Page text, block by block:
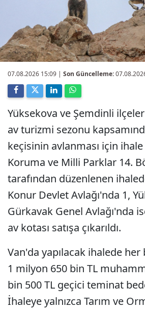
07.08.2026 15:09 | Son Güncelleme:
Yüksekova ve Şemdinli
av turizmi sezonu
keçisinin avlanması için ihale
Koruma ve Milli Parklar 14.
tarafından düzenlenen
Konur Devlet Avlağı'nda 1,
Gürkavak Genel Avlağı'nda
av kotası satışa çıkarıldı.
Van'da yapılacak ihalede her
1 milyon 650 bin TL
bin 500 TL geçici teminat
İhaleye yalnızca Tarım ve